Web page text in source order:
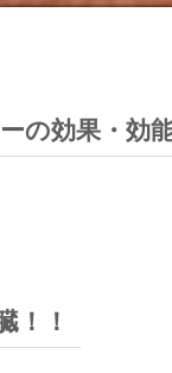
の効果・効
！！